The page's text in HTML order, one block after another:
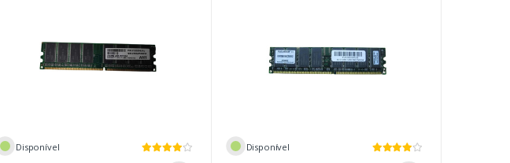
Disponível Disponível